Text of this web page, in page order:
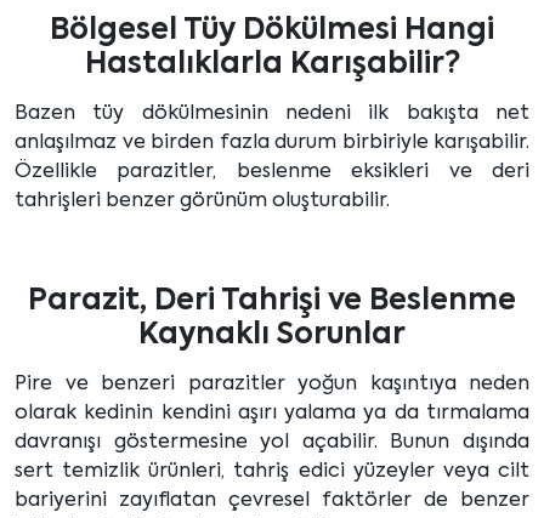
Bölgesel Tüy Dökülmesi Hangi
Hastalıklarla Karışabilir?
Bazen tüy dökülmesinin nedeni ilk bakışta net
anlaşılmaz ve birden fazla durum birbiriyle karışabilir.
Özellikle parazitler, beslenme eksikleri ve deri
tahrişleri benzer görünüm oluşturabilir.
Parazit, Deri Tahrişi ve Beslenme
Kaynaklı Sorunlar
Pire ve benzeri parazitler yoğun kaşıntıya neden
olarak kedinin kendini aşırı yalama ya da tırmalama
davranışı göstermesine yol açabilir. Bunun dışında
sert temizlik ürünleri, tahriş edici yüzeyler veya cilt
bariyerini zayıflatan çevresel faktörler de benzer